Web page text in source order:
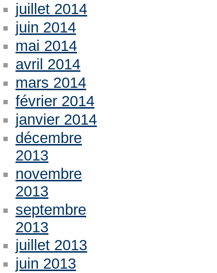
juillet 2014
juin 2014
mai 2014
avril 2014
mars 2014
février 2014
janvier 2014
décembre
2013
novembre
2013
septembre
2013
juillet 2013
juin 2013